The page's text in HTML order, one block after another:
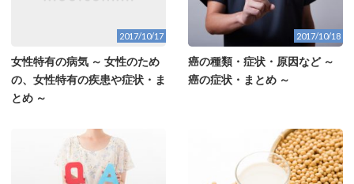
2017/10/17
女性特有の病気 ～ 女性のため
の、女性特有の疾患や症状・ま
とめ ～
2017/10/18
癌の種類・症状・原因など ～
癌の症状・まとめ ～